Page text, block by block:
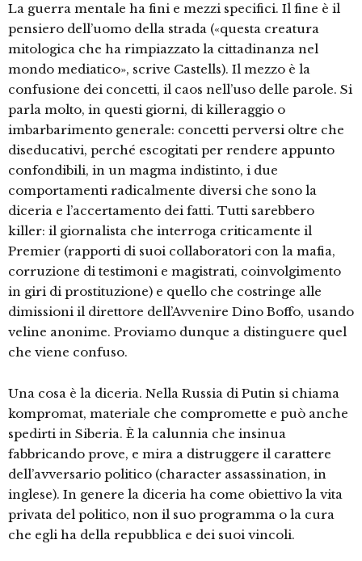
La guerra mentale ha fini e mezzi specifici. Il fine è il
pensiero dell’uomo della strada («questa creatura
mitologica che ha rimpiazzato la cittadinanza nel
mondo mediatico», scrive Castells). Il mezzo è la
confusione dei concetti, il caos nell’uso delle parole. Si
parla molto, in questi giorni, di killeraggio o
imbarbarimento generale: concetti perversi oltre che
diseducativi, perché escogitati per rendere appunto
confondibili, in un magma indistinto, i due
comportamenti radicalmente diversi che sono la
diceria e l’accertamento dei fatti. Tutti sarebbero
killer: il giornalista che interroga criticamente il
Premier (rapporti di suoi collaboratori con la mafia,
corruzione di testimoni e magistrati, coinvolgimento
in giri di prostituzione) e quello che costringe alle
dimissioni il direttore dell’Avvenire Dino Boffo, usando
veline anonime. Proviamo dunque a distinguere quel
che viene confuso.
Una cosa è la diceria. Nella Russia di Putin si chiama
kompromat, materiale che compromette e può anche
spedirti in Siberia. È la calunnia che insinua
fabbricando prove, e mira a distruggere il carattere
dell’avversario politico (character assassination, in
inglese). In genere la diceria ha come obiettivo la vita
privata del politico, non il suo programma o la cura
che egli ha della repubblica e dei suoi vincoli.